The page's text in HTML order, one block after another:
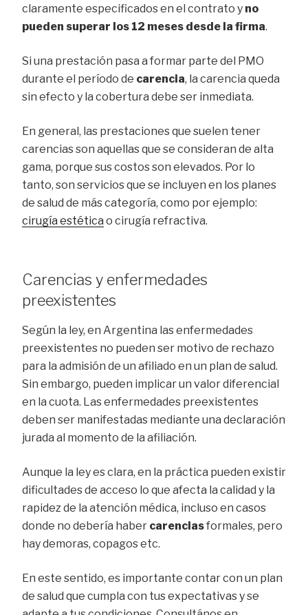
claramente especificados en el contrato y no
pueden superar los 12 meses desde la firma.
Si una prestación pasa a formar parte del PMO
durante el período de carencia, la carencia queda
sin efecto y la cobertura debe ser inmediata.
En general, las prestaciones que suelen tener
carencias son aquellas que se consideran de alta
gama, porque sus costos son elevados. Por lo
tanto, son servicios que se incluyen en los planes
de salud de más categoría, como por ejemplo:
cirugía estética o cirugía refractiva.
Carencias y enfermedades
preexistentes
Según la ley, en Argentina las enfermedades
preexistentes no pueden ser motivo de rechazo
para la admisión de un afiliado en un plan de salud.
Sin embargo, pueden implicar un valor diferencial
en la cuota. Las enfermedades preexistentes
deben ser manifestadas mediante una declaración
jurada al momento de la afiliación.
Aunque la ley es clara, en la práctica pueden existir
dificultades de acceso lo que afecta la calidad y la
rapidez de la atención médica, incluso en casos
donde no debería haber carenciasformales, pero
hay demoras, copagos etc.
En este sentido, es importante contar con un plan
de salud que cumpla con tus expectativas y se